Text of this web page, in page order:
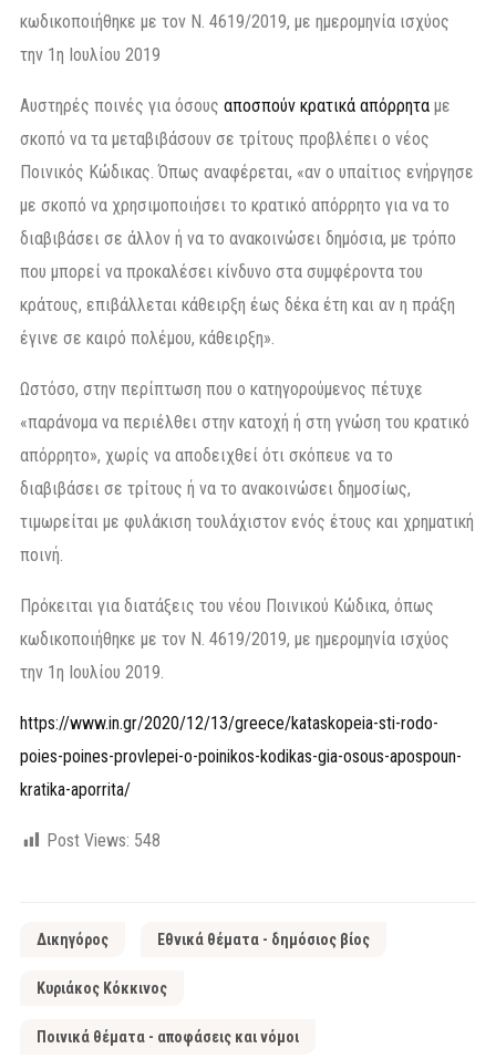
κωδικοποιήθηκε με τον Ν. 4619/2019, με ημερομηνία ισχύος
την 1η Ιουλίου 2019
Αυστηρές ποινές για όσους αποσπούν κρατικά απόρρητα με
σκοπό να τα μεταβιβάσουν σε τρίτους προβλέπει ο νέος
Ποινικός Κώδικας. Όπως αναφέρεται, «αν ο υπαίτιος ενήργησε
με σκοπό να χρησιμοποιήσει το κρατικό απόρρητο για να το
διαβιβάσει σε άλλον ή να το ανακοινώσει δημόσια, με τρόπο
που μπορεί να προκαλέσει κίνδυνο στα συμφέροντα του
κράτους, επιβάλλεται κάθειρξη έως δέκα έτη και αν η πράξη
έγινε σε καιρό πολέμου, κάθειρξη».
Ωστόσο, στην περίπτωση που ο κατηγορούμενος πέτυχε
«παράνομα να περιέλθει στην κατοχή ή στη γνώση του κρατικό
απόρρητο», χωρίς να αποδειχθεί ότι σκόπευε να το
διαβιβάσει σε τρίτους ή να το ανακοινώσει δημοσίως,
τιμωρείται με φυλάκιση τουλάχιστον ενός έτους και χρηματική
ποινή.
Πρόκειται για διατάξεις του νέου Ποινικού Κώδικα, όπως
κωδικοποιήθηκε με τον Ν. 4619/2019, με ημερομηνία ισχύος
την 1η Ιουλίου 2019.
https://www.in.gr/2020/12/13/greece/kataskopeia-sti-rodo-
poies-poines-provlepei-o-poinikos-kodikas-gia-osous-apospoun-
kratika-aporrita/
Post Views: 548
Δικηγόρος Εθνικά θέματα - δημόσιος βίος
Κυριάκος Κόκκινος
Ποινικά θέματα - αποφάσεις και νόμοι